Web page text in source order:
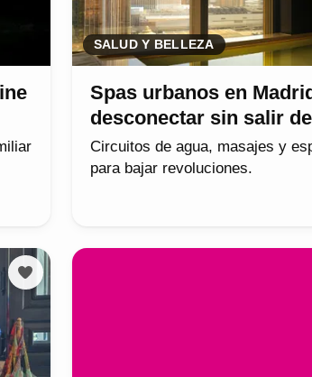
SALUD Y BELLEZA
Spas urbanos en
desconectar sin salir
Circuitos de agua, masajes y
para bajar revoluciones.